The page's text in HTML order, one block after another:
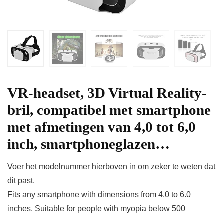
VR-headset, 3D Virtual Reality-
bril, compatibel met smartphone
met afmetingen van 4,0 tot 6,0
inch, smartphoneglazen…
Voer het modelnummer hierboven in om zeker te weten dat
dit past.
Fits any smartphone with dimensions from 4.0 to 6.0
inches. Suitable for people with myopia below 500